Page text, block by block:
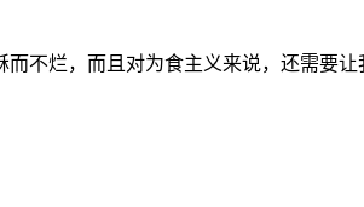
不烂，而且对为食主义来说，还需要